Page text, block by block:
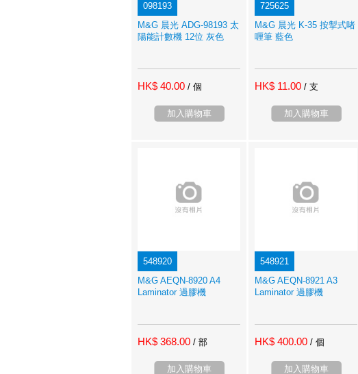
098193
M&G 晨光 ADG-98193 太
陽能計數機 12位 灰色
HK$ 40.00 / 個
加入購物車
725625
M&G 晨光 K-35 按掣式啫
喱筆 藍色
HK$ 11.00 / 支
加入購物車
548920
M&G AEQN-8920 A4
Laminator 過膠機
HK$ 368.00 / 部
加入購物車
548921
M&G AEQN-8921 A3
Laminator 過膠機
HK$ 400.00 / 個
加入購物車